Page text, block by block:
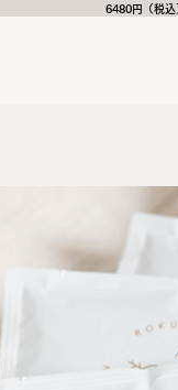
6480円（税込